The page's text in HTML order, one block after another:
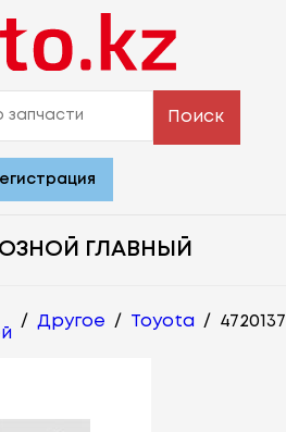
Поиск
ГЛАВНЫЙ
/ Другое / Toyota /